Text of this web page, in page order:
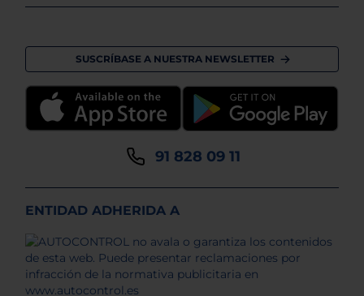
SUSCRÍBASE A NUESTRA NEWSLETTER
91 828 09 11
ENTIDAD ADHERIDA A